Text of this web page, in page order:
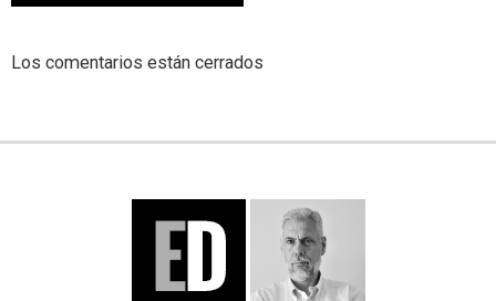
Los comentarios están cerrados